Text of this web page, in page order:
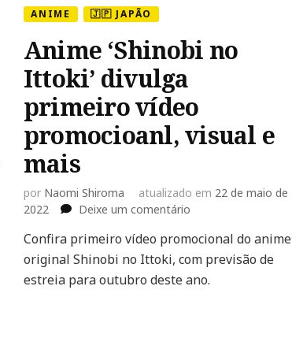
ANIME 🇯🇵 JAPÃO
Anime ‘Shinobi no
Ittoki’ divulga
primeiro vídeo
promocioanl, visual e
mais
por Naomi Shiroma atualizado em 22 de maio de
2022
Deixe um comentárioem
‘Shinobi
no
Ittoki’
Confira primeiro vídeo promocional do anime
original Shinobi no Ittoki, com previsão de
estreia para outubro deste ano.